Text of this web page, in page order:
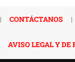
| CONTÁCTANOS |
AVISO LEGAL Y DE